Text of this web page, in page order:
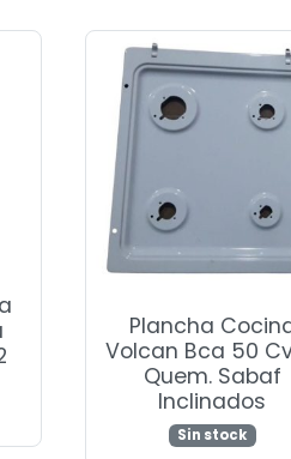
Plancha
Volcan Bca 50
Quem. Sabaf
Inclinados
Sin stock